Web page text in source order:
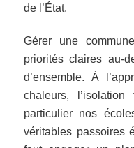
de l’État.
Gérer une
priorités claires au-
d’ensemble. À
chaleurs,
particulier nos
véritables passoires